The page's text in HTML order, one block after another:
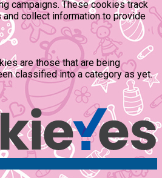
campaigns. These cookies track
collect information to provide
are those that are being
classified into a category as yet.